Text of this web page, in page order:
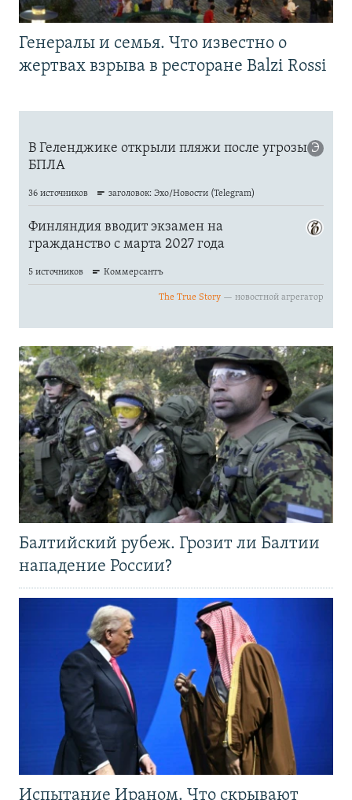
Генералы и семья. Что известно о
жертвах взрыва в ресторане Balzi Rossi
Балтийский рубеж. Грозит ли Балтии
нападение России?
Испытание Ираном. Что скрывают